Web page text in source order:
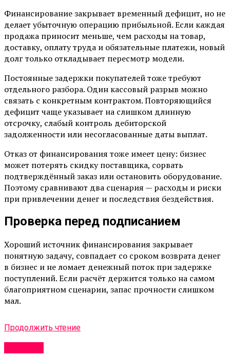
Финансирование закрывает временный дефицит, но не
делает убыточную операцию прибыльной. Если каждая
продажа приносит меньше, чем расходы на товар,
доставку, оплату труда и обязательные платежи, новый
долг только откладывает пересмотр модели.
Постоянные задержки покупателей тоже требуют
отдельного разбора. Один кассовый разрыв можно
связать с конкретным контрактом. Повторяющийся
дефицит чаще указывает на слишком длинную
отсрочку, слабый контроль дебиторской
задолженности или несогласованные даты выплат.
Отказ от финансирования тоже имеет цену: бизнес
может потерять скидку поставщика, сорвать
подтверждённый заказ или остановить оборудование.
Поэтому сравнивают два сценария — расходы и риски
при привлечении денег и последствия бездействия.
Проверка перед подписанием
Хороший источник финансирования закрывает
понятную задачу, совпадает со сроком возврата денег
в бизнес и не ломает денежный поток при задержке
поступлений. Если расчёт держится только на самом
благоприятном сценарии, запас прочности слишком
мал.
Продолжить чтение